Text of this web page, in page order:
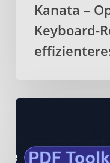
Kanata –
Keyboard-
Open-